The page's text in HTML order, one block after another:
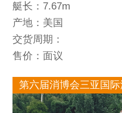
艇长：7.67m
产地：美国
交货周期：
售价：面议
第六届消博会三亚国